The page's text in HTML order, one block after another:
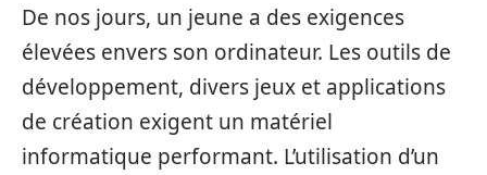
De nos jours, un jeune a des exigences
élevées envers son ordinateur. Les outils de
développement, divers jeux et applications
de création exigent un matériel
informatique performant. L’utilisation d’un